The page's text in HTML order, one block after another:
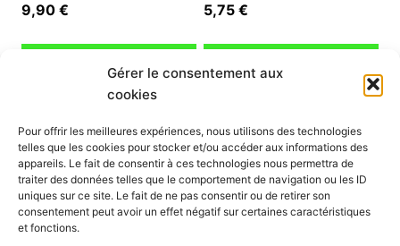
Gérer le consentement aux
cookies
Pour offrir les meilleures expériences, nous utilisons des technologies
telles que les cookies pour stocker et/ou accéder aux informations des
appareils. Le fait de consentir à ces technologies nous permettra de
traiter des données telles que le comportement de navigation ou les ID
uniques sur ce site. Le fait de ne pas consentir ou de retirer son
consentement peut avoir un effet négatif sur certaines caractéristiques
et fonctions.
9,90 €
Ajouter au panier
5,75 €
Ajouter au panier
INFORMATION
Mon compte
Nous contacter
Mode paiement
Nos services